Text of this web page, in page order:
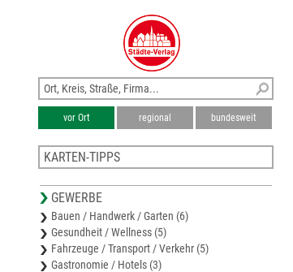
vor Ort regional bundesweit
KARTEN-TIPPS
Stadtplan Kamenz
Stadtplan Bischofswerda
Stadtplan Ottendorf-Okrilla
Karte Sächsische Schweiz-Osterzgebirge
GEWERBE
Bauen / Handwerk / Garten (6)
Gesundheit / Wellness (5)
Fahrzeuge / Transport / Verkehr (5)
Gastronomie / Hotels (3)